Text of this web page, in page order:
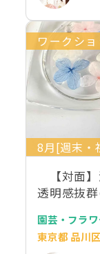
ワークシ
8月[週末・
【対面】
透明感抜
園芸・フラ
東京都 品川区